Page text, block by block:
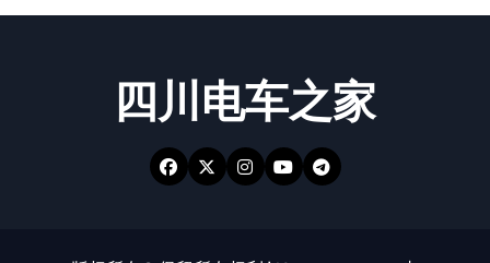
四川电车之家